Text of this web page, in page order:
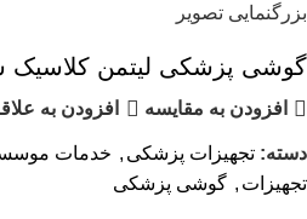
بزرگنمایی تصویر
گوشی پزشکی لیتمن کلاسیک
افزودن به مقایسه افزودن به
دسته: تجهیزات پزشکی , خدمات
تجهیزات , گوشی پزشکی